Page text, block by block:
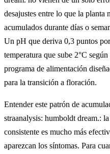
desajustes entre lo que la
acumulados durante días o
Un pH que deriva 0,3 puntos
temperatura que sube 2°C
programa de alimentación
para la transición a floración.
Entender este patrón de
straanalysis: humboldt dream.:
consistente es mucho más
aparezcan los síntomas. Para